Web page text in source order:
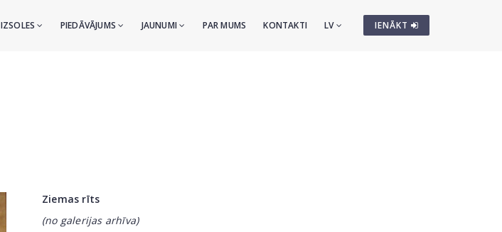
IENĀKT
IZSOLES PIEDĀVĀJUMS JAUNUMI PAR MUMS KONTAKTI LV
Ziemas rīts
(no galerijas arhīva)